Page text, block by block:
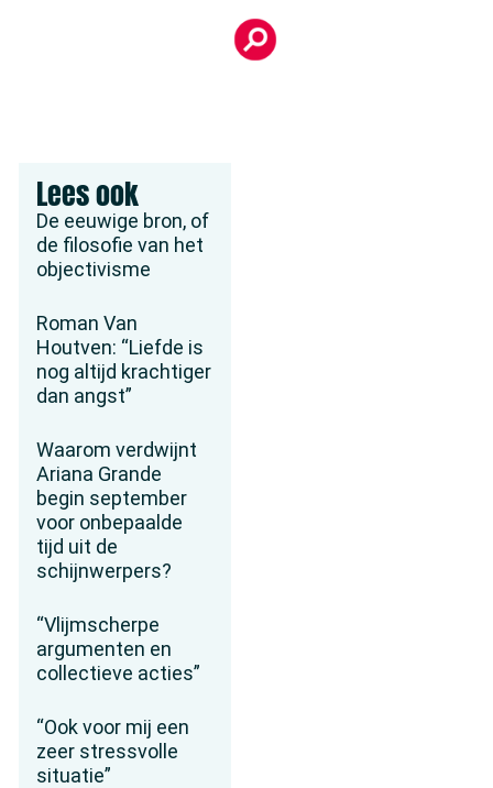
Lees ook
De eeuwige bron, of
de filosofie van het
objectivisme
Roman Van
Houtven: “Liefde is
nog altijd krachtiger
dan angst”
Waarom verdwijnt
Ariana Grande
begin september
voor onbepaalde
tijd uit de
schijnwerpers?
“Vlijmscherpe
argumenten en
collectieve acties”
“Ook voor mij een
zeer stressvolle
situatie”